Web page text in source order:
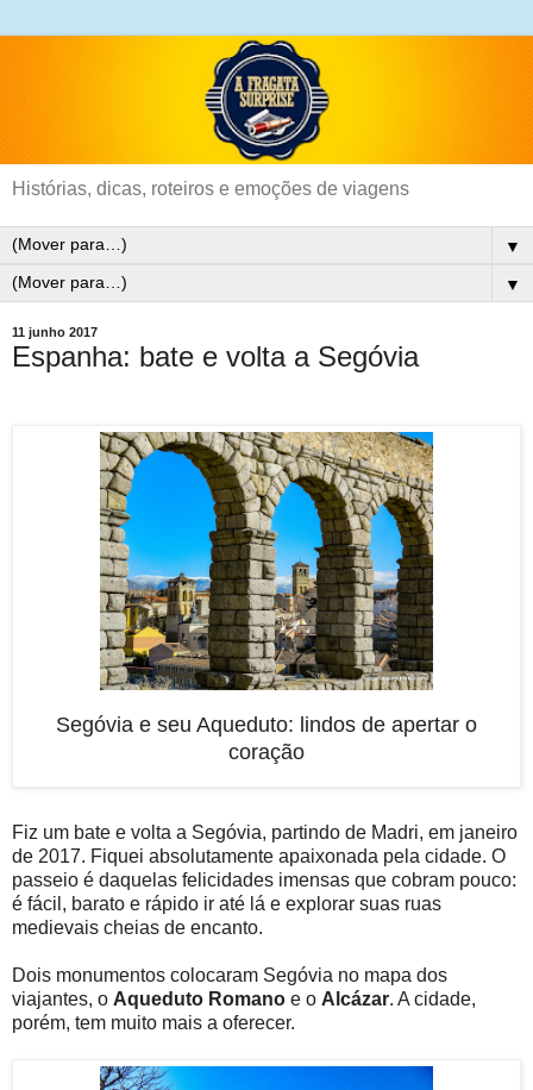
Histórias, dicas, roteiros e emoções de viagens
▼
▼
11 junho 2017
Espanha: bate e volta a Segóvia
Segóvia e seu Aqueduto: lindos de apertar o
coração
Fiz um bate e volta a Segóvia, partindo de Madri, em janeiro
de 2017. Fiquei absolutamente apaixonada pela cidade. O
passeio é daquelas felicidades imensas que cobram pouco:
é fácil, barato e rápido ir até lá e explorar suas ruas
medievais cheias de encanto.
Dois monumentos colocaram Segóvia no mapa dos
viajantes, o Aqueduto Romano e o Alcázar. A cidade,
porém, tem muito mais a oferecer.